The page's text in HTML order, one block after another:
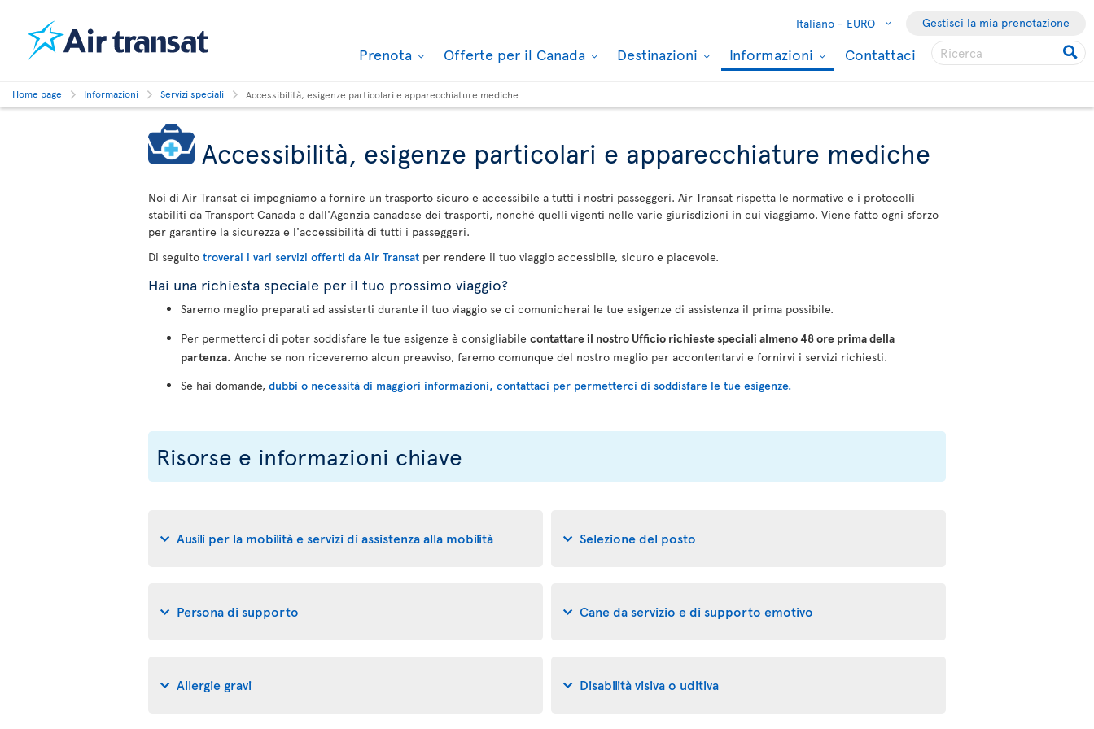
Italiano - EURO Gestisci la mia prenotazione
Prenota Offerte per il Canada Destinazioni Informazioni Contattaci
Home page Informazioni Servizi speciali Accessibilità, esigenze particolari e apparecchiature mediche
Accessibilità, esigenze particolari e apparecchiature mediche
Noi di Air Transat ci impegniamo a fornire un trasporto sicuro e accessibile a tutti i nostri passeggeri. Air Transat rispetta le normative e i protocolli
stabiliti da Transport Canada e dall'Agenzia canadese dei trasporti, nonché quelli vigenti nelle varie giurisdizioni in cui viaggiamo. Viene fatto ogni sforzo
per garantire la sicurezza e l'accessibilità di tutti i passeggeri.
Di seguito troverai i vari servizi offerti da Air Transat per rendere il tuo viaggio accessibile, sicuro e piacevole.
Hai una richiesta speciale per il tuo prossimo viaggio?
Saremo meglio preparati ad assisterti durante il tuo viaggio se ci comunicherai le tue esigenze di assistenza il prima possibile.
Per permetterci di poter soddisfare le tue esigenze è consigliabile contattare il nostro Ufficio richieste speciali almeno 48 ore prima della
partenza. Anche se non riceveremo alcun preavviso, faremo comunque del nostro meglio per accontentarvi e fornirvi i servizi richiesti.
Se hai domande, dubbi o necessità di maggiori informazioni, contattaci per permetterci di soddisfare le tue esigenze.
Risorse e informazioni chiave
Ausili per la mobilità e servizi di assistenza alla mobilità Selezione del posto
Persona di supporto Cane da servizio e di supporto emotivo
Allergie gravi Disabilità visiva o uditiva